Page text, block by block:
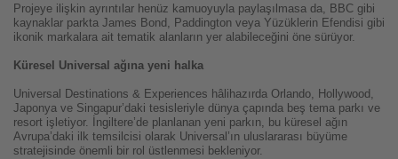
Projeye ilişkin ayrıntılar henüz kamuoyuyla paylaşılmasa da, BBC gibi
kaynaklar parkta James Bond, Paddington veya Yüzüklerin Efendisi gibi
ikonik markalara ait tematik alanların yer alabileceğini öne sürüyor.
Küresel Universal ağına yeni halka
Universal Destinations & Experiences hâlihazırda Orlando, Hollywood,
Japonya ve Singapur’daki tesisleriyle dünya çapında beş tema parkı ve
resort işletiyor. İngiltere’de planlanan yeni parkın, bu küresel ağın
Avrupa’daki ilk temsilcisi olarak Universal’ın uluslararası büyüme
stratejisinde önemli bir rol üstlenmesi bekleniyor.